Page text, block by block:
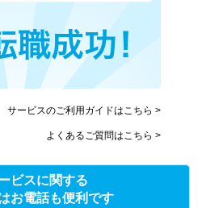
サービスのご利用ガイドはこちら >
よくあるご質問はこちら >
ビスに関する
お電話も便利です